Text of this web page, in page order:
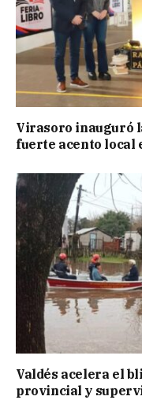
Virasoro inauguró
fuerte acento local
Valdés acelera el
provincial y